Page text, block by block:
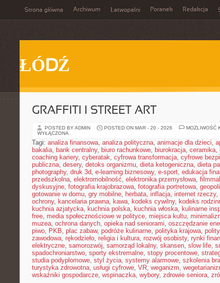
Strona główna Archiwum Łatwopalni Poranek Redakcja
ŁÓDŹ
GRAFFITI I STREET ART
POSTED BY ADMIN POSTED ON MAR - 20 - 2026
MOŻLIWOŚĆ
WYŁĄCZONA
Tagi: analiza finansowa, analiza polityczna, animacje dla dzieci,
bakalia, bank centralny, biuro rachunkowe, biurokracja, ceramika,
coaching kariery, cyberatak, cyfrowa transformacja, cyfrowe
publiczna, desery, detoks organizmu, dieta ketogeniczna, dieta
photography, druk 3d, e-learning biznesowy, e-sport, edukacja
przedszkolna, elektromobilność, elektronika przemysłowa,
dyskusyjne, fotografia krajobrazowa, fotografia portretowa,
gotowanie w domu, gry mobilne, herbata, inflacja, internet rzeczy,
ochrony, kancelaria prawna, kawa, kodeks cywilny, kodeks
kuchnia azjatycka, kuchnia polska, kuchnia włoska, kulinarne
free, media społecznościowe w polityce, miejsca kultu,
muzea, ochrona danych, opieka nad seniorami, oszczędzanie
piwo, PKB, plac zabaw, podróże kulinarne, polityka krajowa,
zawodowa, rękodzieło, religia i kultura, rozwój osobisty, rynki
elektryczne, samorozwój, samorząd lokalny, skansen, slow life,
spadochroniarstwo, sporty ekstremalne, stopy procentowe,
studia podyplomowe, styl życia, systemy alarmowe, szkolenia
turystyka zdrowotna, usługi cyfrowe, VR, weganizm,
wskaźniki gospodarcze, wspinaczka, wybory, zdrowie seniora,